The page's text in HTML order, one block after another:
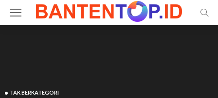
TAK BERKATEGORI